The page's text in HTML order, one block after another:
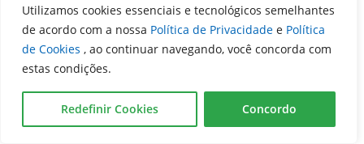
Utilizamos cookies essenciais e tecnológicos semelhantes
de acordo com a nossa Política de Privacidade e Política
de Cookies , ao continuar navegando, você concorda com
estas condições.
Redefinir Cookies Concordo
06/09/2023 –Publicação_Doe_Termo_017_2023.pdf
Termo de Doação n° 016/2023
Processo nº202317647001716